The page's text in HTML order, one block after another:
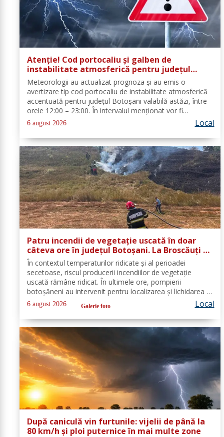
Atenție! Cod portocaliu și galben de
instabilitate atmosferică pentru județul
Botoșani
Meteorologii au actualizat prognoza și au emis o
avertizare tip cod portocaliu de instabilitate atmosferică
accentuată pentru județul Botoșani valabilă astăzi, între
orele 12:00 – 23:00. În intervalul menționat vor fi
perioade cu instabilitate atmosferică accentuată ce se va
manifesta prin...
6 august 2026 Local
Patru incendii de vegetație uscată în doar
câteva ore în județul Botoșani. La Broscăuți a
ars un hectar de vegetație
În contextul temperaturilor ridicate și al perioadei
secetoase, riscul producerii incendiilor de vegetație
uscată rămâne ridicat. În ultimele ore, pompierii
botoșăneni au intervenit pentru localizarea și lichidarea a
patru incendii de vegetație uscată, produse în
următoarele localități: Broscăuți –...
6 august 2026 Galerie foto Local
După caniculă vin furtunile: vijelii de până la
80 km/h și ploi puternice în mai multe zone